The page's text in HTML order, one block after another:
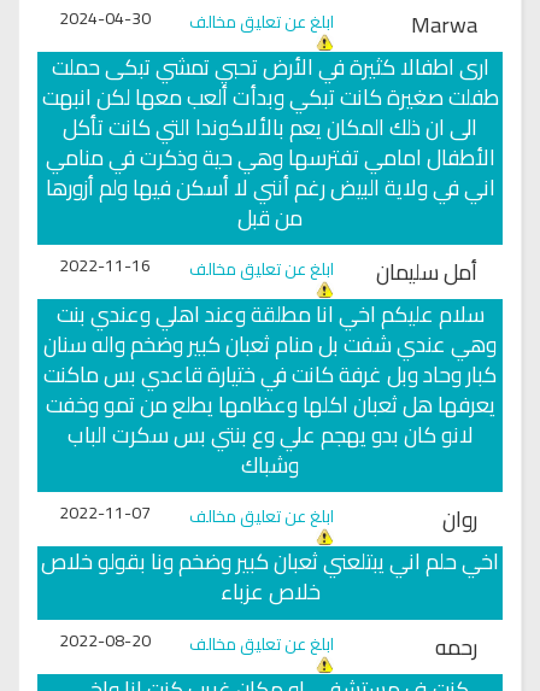
Marwa ابلغ عن تعليق مخالف 2024-04-30
ارى اطفالا كثيرة في الأرض تحبي تمشي تبكى حملت
طفلت صغيرة كانت تبكي وبدأت ألعب معها لكن انبهت
الى ان ذلك المكان يعم بالألاكوندا التي كانت تأكل
الأطفال امامي تفترسها وهي حية وذكرت في منامي
اني في ولاية البيض رغم أنني لا أسكن فيها ولم أزورها
من قبل
أمل سليمان
ابلغ عن تعليق مخالف 2022-11-16
سلام عليكم اخي انا مطلقة وعند اهلي وعندي بنت
وهي عندي شفت بل منام ثعبان كبير وضخم واله سنان
كبار وحاد وبل غرفة كانت في ختيارة قاعدي بس ماكنت
يعرفها هل ثعبان اكلها وعظامها يطلع من تمو وخفت
لانو كان بدو يهجم علي وع بنتي بس سكرت الباب
وشباك
روان
ابلغ عن تعليق مخالف 2022-11-07
اخي حلم اني يبتلعني ثعبان كبير وضخم ونا بقولو خلاص
خلاص عزباء
رحمه
ابلغ عن تعليق مخالف 2022-08-20